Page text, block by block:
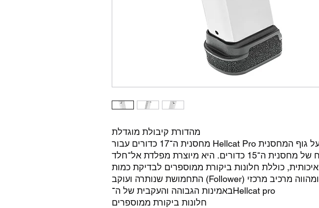
מהדורת קיבולת מוגדלת
מחסנית ה־17 כדורים עבור Hellcat Pro מבוססת על גוף המחסנית
המוכח של מחסנית ה־15 כדורים. היא מיוצרת מפלדת אל־חלד
איכותית, כוללת חלונות ביקורת ממוספרים לבדיקת כמות
התחמושת שנותרה ועוקב (Follower) פולימרי, ומהווה מרכיב מרכזי
באמינות הגבוהה והעקבית של ה־Hellcat pro
חלונות ביקורת ממוספרים